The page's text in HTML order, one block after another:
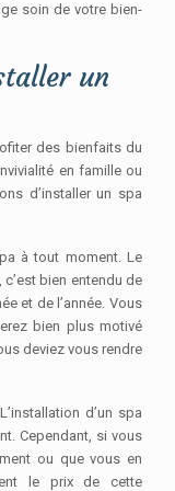
soin de votre bien-
un
des bienfaits du
en famille ou
d’installer un spa
à tout moment. Le
bien entendu de
et de l’année. Vous
bien plus motivé
deviez vous rendre
d’un spa
Cependant, si vous
ou que vous en
le prix de cette